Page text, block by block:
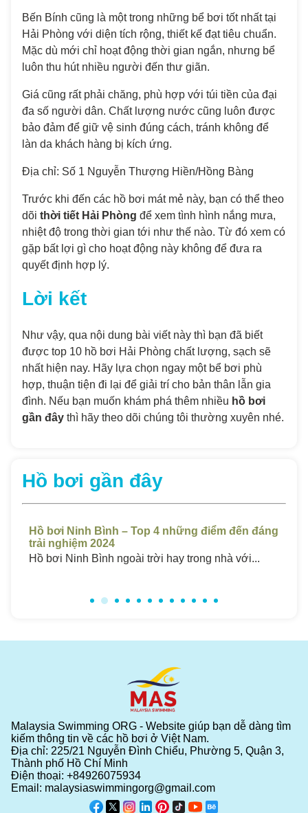
Bến Bính cũng là một trong những bể bơi tốt nhất tại
Hải Phòng với diện tích rộng, thiết kế đạt tiêu chuẩn.
Mặc dù mới chỉ hoạt động thời gian ngắn, nhưng bể
luôn thu hút nhiều người đến thư giãn.
Giá cũng rất phải chăng, phù hợp với túi tiền của đại
đa số người dân. Chất lượng nước cũng luôn được
bảo đảm để giữ vệ sinh đúng cách, tránh không để
làn da khách hàng bị kích ứng.
Địa chỉ: Số 1 Nguyễn Thượng Hiền/Hồng Bàng
Trước khi đến các hồ bơi mát mẻ này, bạn có thể theo
dõi thời tiết Hải Phòng để xem tình hình nắng mưa,
nhiệt độ trong thời gian tới như thế nào. Từ đó xem có
gặp bất lợi gì cho hoạt động này không để đưa ra
quyết định hợp lý.
Lời kết
Như vậy, qua nội dung bài viết này thì bạn đã biết
được top 10 hồ bơi Hải Phòng chất lượng, sạch sẽ
nhất hiện nay. Hãy lựa chọn ngay một bể bơi phù
hợp, thuận tiện đi lại để giải trí cho bản thân lẫn gia
đình. Nếu bạn muốn khám phá thêm nhiều hồ bơi
gần đây thì hãy theo dõi chúng tôi thường xuyên nhé.
Hồ bơi gần đây
những điểm đến đáng
hay trong nhà với...
Hồ Bơi Sóc Trăng Giá Rẻ – Top
Hồ bơi ở Sóc Trăng luôn thu hút
Malaysia Swimming ORG - Website giúp bạn dễ dàng tìm
kiếm thông tin về các hồ bơi ở Việt Nam.
Địa chỉ: 225/21 Nguyễn Đình Chiểu, Phường 5, Quận 3,
Thành phố Hồ Chí Minh
Điện thoại: +84926075934
Email: malaysiaswimmingorg@gmail.com